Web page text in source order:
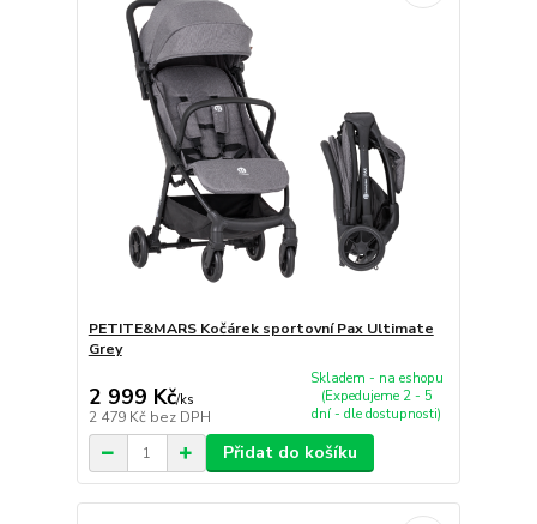
PETITE&MARS Kočárek sportovní Pax Ultimate
Grey
2 999 Kč/ks
2 479 Kč bez DPH
Skladem - na eshopu
(Expedujeme 2 - 5
dní - dle dostupnosti)
Přidat do košíku